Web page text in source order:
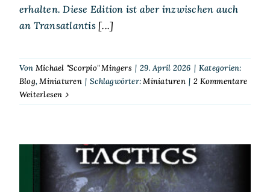
erhalten. Diese Edition ist aber inzwischen auch
an Transatlantis[...]
Von Michael "Scorpio" Mingers | 29. April 2026 | Kategorien:
Blog,Miniaturen | Schlagwörter:Miniaturen | 2 Kommentare
Weiterlesen